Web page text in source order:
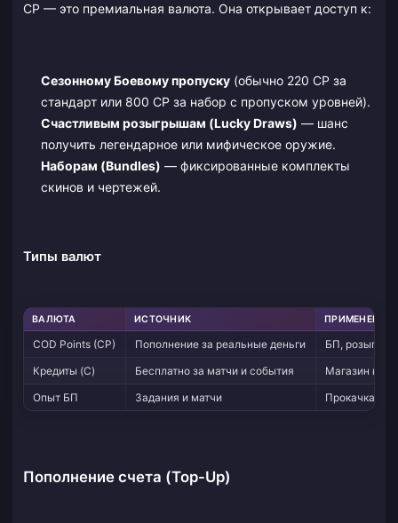
CP — это премиальная валюта. Она открывает доступ к:
Сезонному Боевому пропуску(обычно 220 CP за
стандарт или 800 CP за набор с пропуском уровней).
Счастливым розыгрышам (Lucky Draws) — шанс
получить легендарное или мифическое оружие.
Наборам (Bundles) — фиксированные комплекты
скинов и чертежей.
Типы валют
ВАЛЮТА ИСТОЧНИК ПРИМЕНЕНИЕ
COD Points (CP) Пополнение за реальные деньги
БП,
Кредиты (C)
Бесплатно за матчи и события
Магазин
Опыт БП
Задания и матчи Прокачка
Пополнение счета (Top-Up)